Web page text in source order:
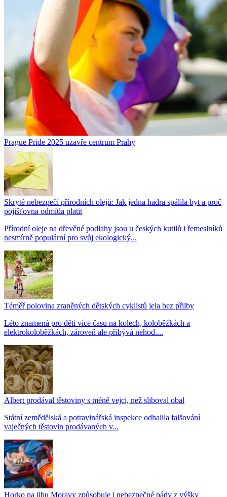
Prague Pride 2025 uzavře centrum Prahy
Skryté nebezpečí přírodních olejů: Jak jedna hadra spálila byt a proč
pojišťovna odmítla platit
Přírodní oleje na dřevěné podlahy jsou u českých kutilů i řemeslníků
nesmírně populární pro svůj ekologický...
Téměř polovina zraněných dětských cyklistů jela bez přilby
Léto znamená pro děti více času na kolech, koloběžkách a
elektrokoloběžkách, zároveň ale přibývá nehod....
Albert prodával těstoviny s méně vejci, než sliboval obal
Státní zemědělská a potravinářská inspekce odhalila falšování
vaječných těstovin prodávaných v...
Horko na jihu Moravy způsobuje i nebezpečné pády z výšky